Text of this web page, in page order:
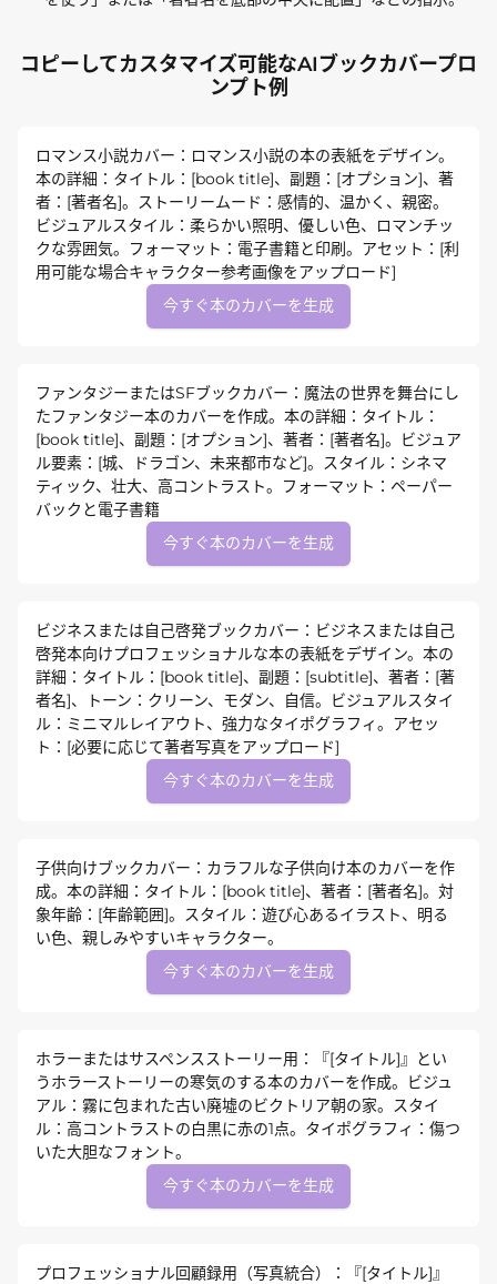
コピーしてカスタマイズ可能なAIブックカバープロ
ンプト例
ロマンス小説カバー：ロマンス小説の本の表紙をデザイン。
本の詳細：タイトル：[book title]、副題：[オプション]、著
者：[著者名]。ストーリームード：感情的、温かく、親密。
ビジュアルスタイル：柔らかい照明、優しい色、ロマンチッ
クな雰囲気。フォーマット：電子書籍と印刷。アセット：[利
用可能な場合キャラクター参考画像をアップロード]
今すぐ本のカバーを生成
ファンタジーまたはSFブックカバー：魔法の世界を舞台にし
たファンタジー本のカバーを作成。本の詳細：タイトル：
[book title]、副題：[オプション]、著者：[著者名]。ビジュア
ル要素：[城、ドラゴン、未来都市など]。スタイル：シネマ
ティック、壮大、高コントラスト。フォーマット：ペーパー
バックと電子書籍
今すぐ本のカバーを生成
ビジネスまたは自己啓発ブックカバー：ビジネスまたは自己
啓発本向けプロフェッショナルな本の表紙をデザイン。本の
詳細：タイトル：[book title]、副題：[subtitle]、著者：[著
者名]、トーン：クリーン、モダン、自信。ビジュアルスタイ
ル：ミニマルレイアウト、強力なタイポグラフィ。アセッ
ト：[必要に応じて著者写真をアップロード]
今すぐ本のカバーを生成
子供向けブックカバー：カラフルな子供向け本のカバーを作
成。本の詳細：タイトル：[book title]、著者：[著者名]。対
象年齢：[年齢範囲]。スタイル：遊び心あるイラスト、明る
い色、親しみやすいキャラクター。
今すぐ本のカバーを生成
ホラーまたはサスペンスストーリー用：『[タイトル]』とい
うホラーストーリーの寒気のする本のカバーを作成。ビジュ
アル：霧に包まれた古い廃墟のビクトリア朝の家。スタイ
ル：高コントラストの白黒に赤の1点。タイポグラフィ：傷つ
いた大胆なフォント。
今すぐ本のカバーを生成
プロフェッショナル回顧録用（写真統合）：『[タイトル]』